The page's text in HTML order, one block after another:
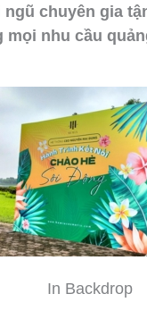
chuyên gia
nhu cầu
In Backdrop